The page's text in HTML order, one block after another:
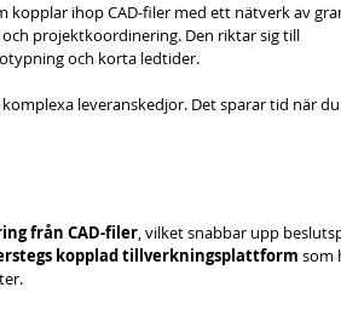
ihop CAD-filer med ett nätverk av
och projektkoordinering. Den riktar sig till
och korta ledtider.
leveranskedjor. Det sparar tid när
från CAD-filer, vilket snabbar upp
kopplad tillverkningsplattform som